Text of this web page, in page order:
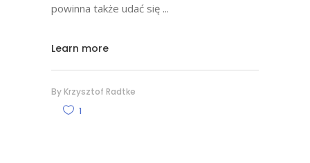
powinna także udać się
Learn more
By Krzysztof Radtke
1